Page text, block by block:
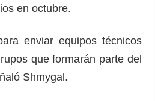
en octubre.
enviar equipos técnicos
que formarán parte del
Shmygal.